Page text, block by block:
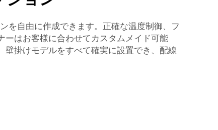
を自由に作成できます。正確な温度制御、フ
ーはお客様に合わせてカスタムメイド可能
掛けモデルをすべて確実に設置でき、配線